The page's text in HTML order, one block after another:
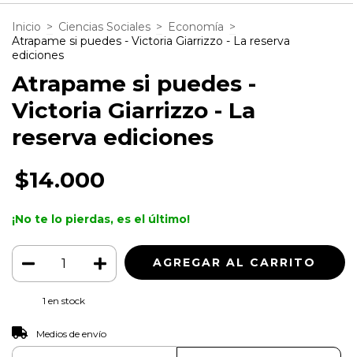
Inicio > Ciencias Sociales > Economía >
Atrapame si puedes - Victoria Giarrizzo - La reserva
ediciones
Atrapame si puedes -
Victoria Giarrizzo - La
reserva ediciones
$14.000
¡No te lo pierdas, es el último!
1 en stock
Entregas para el CP:
Medios de envío